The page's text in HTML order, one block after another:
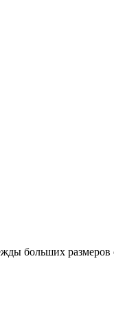
больших размеров